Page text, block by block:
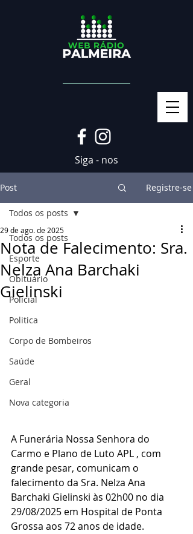
Siga - nos
Post Registre-se
Todos os posts
Esporte
Obituário
Policial
Politica
Corpo de Bombeiros
Saúde
Geral
Nova categoria
Todos os posts
Nota de Falecimento: Sra.
Nelza Ana Barchaki
Gielinski
29 de ago. de 2025
A Funerária Nossa Senhora do
Carmo e Plano de Luto APL , com
grande pesar, comunicam o
falecimento da Sra. Nelza Ana
Barchaki Gielinski às 02h00 no dia
29/08/2025 em Hospital de Ponta
Grossa aos 72 anos de idade.